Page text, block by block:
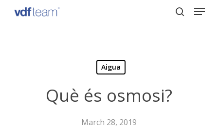
Menu
Aigua
Què és osmosi?
March 28, 2019